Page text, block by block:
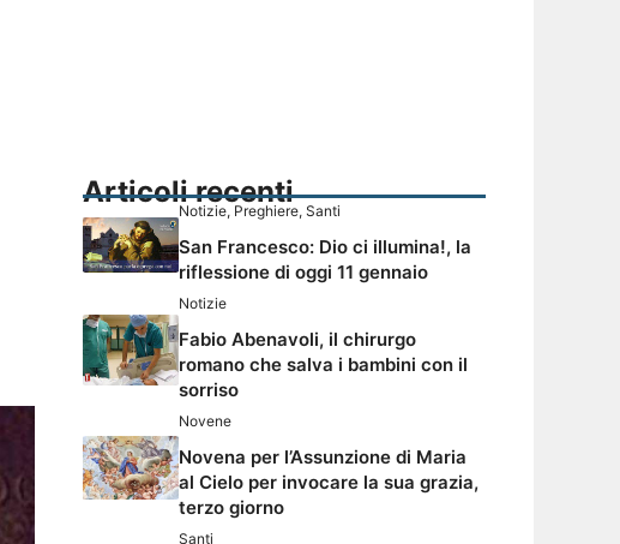
Articoli recenti
Notizie, Preghiere, Santi
San Francesco: Dio ci illumina!, la
riflessione di oggi 11 gennaio
Notizie
Fabio Abenavoli, il chirurgo
romano che salva i bambini con il
sorriso
Novene
Novena per l’Assunzione di Maria
al Cielo per invocare la sua grazia,
terzo giorno
Santi